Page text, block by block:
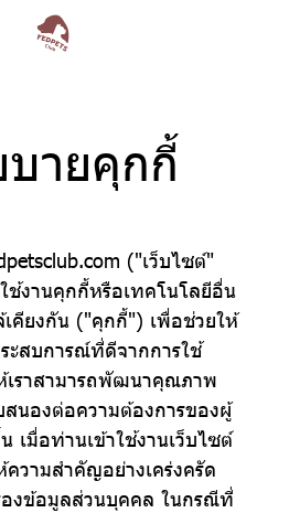
ายคุกกี้
("เว็บไซต์"
ช้งานคุกกี้หรือเทคโนโลยีอื่น
คียงกัน ("คุกกี้") เพื่อช่วยให้
ะสบการณ์ที่ดีจากการใช้
เราสามารถพัฒนาคุณภาพ
นองต่อความต้องการของผู้
เมื่อท่านเข้าใช้งานเว็บไซต์
ความสำคัญอย่างเคร่งครัด
องข้อมูลส่วนบุคคล ในกรณีที่